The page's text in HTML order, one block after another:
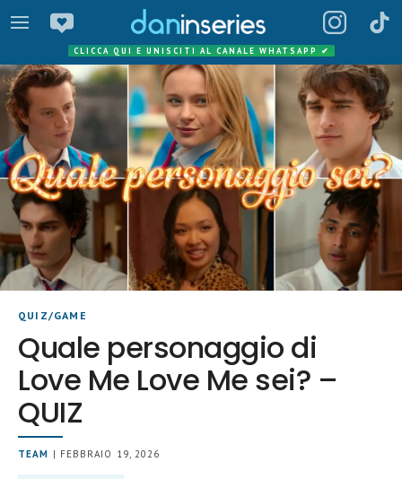
CLICCA QUI E UNISCITI AL CANALE WHATSAPP ✔
QUIZ/GAME
Quale personaggio di
Love Me Love Me sei? –
QUIZ
TEAM | FEBBRAIO 19, 2026